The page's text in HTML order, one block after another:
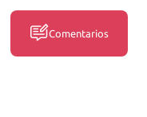
Comentarios